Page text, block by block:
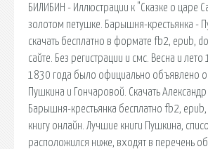
БИЛИБИН - Иллюстрации к "Сказке о царе
золотом петушке. Барышня-крестьянка -
скачать бесплатно в формате fb2, epub,
сайте. Без регистрации и смс. Весна и
1830 года было официально объявлено
Пушкина и Гончаровой. Скачать
Барышня-крестьянка бесплатно fb2, epub,
книгу онлайн. Лучшие книги Пушкина,
расположился ниже, входят в перечень